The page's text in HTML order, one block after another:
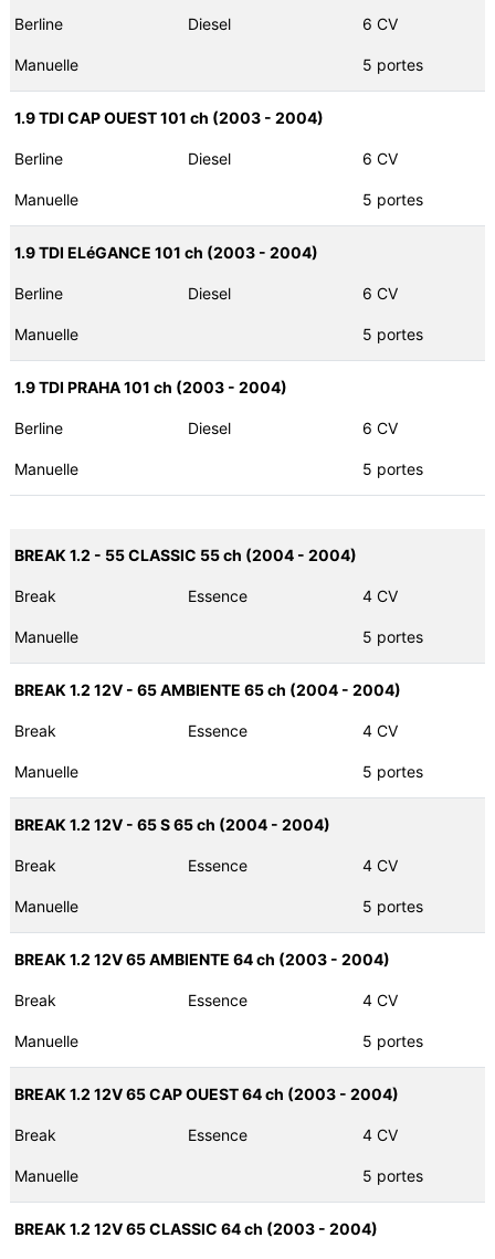
Berline Diesel 6 CV
Manuelle 5 portes
1.9 TDI CAP OUEST 101 ch (2003 - 2004)
Berline Diesel 6 CV
Manuelle 5 portes
1.9 TDI ELéGANCE 101 ch (2003 - 2004)
Berline Diesel 6 CV
Manuelle 5 portes
1.9 TDI PRAHA 101 ch (2003 - 2004)
Berline Diesel 6 CV
Manuelle 5 portes
BREAK 1.2 - 55 CLASSIC 55 ch (2004 - 2004)
Break Essence 4 CV
Manuelle 5 portes
BREAK 1.2 12V - 65 AMBIENTE 65 ch (2004 - 2004)
Break Essence 4 CV
Manuelle 5 portes
BREAK 1.2 12V - 65 S 65 ch (2004 - 2004)
Break Essence 4 CV
Manuelle 5 portes
BREAK 1.2 12V 65 AMBIENTE 64 ch (2003 - 2004)
Break Essence 4 CV
Manuelle 5 portes
BREAK 1.2 12V 65 CAP OUEST 64 ch (2003 - 2004)
Break Essence 4 CV
Manuelle 5 portes
BREAK 1.2 12V 65 CLASSIC 64 ch (2003 - 2004)